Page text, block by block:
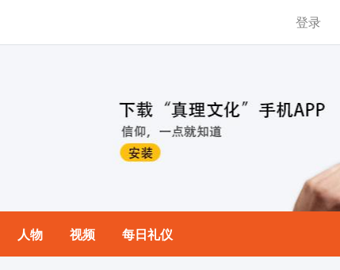
登录
人物 视频 每日礼仪